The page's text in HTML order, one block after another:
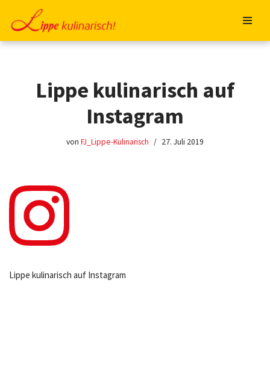
Zum
Inhalt
Lippe kulinarisch auf
Instagram
von FJ_Lippe-Kulinarisch 27. Juli 2019
Lippe kulinarisch auf Instagram